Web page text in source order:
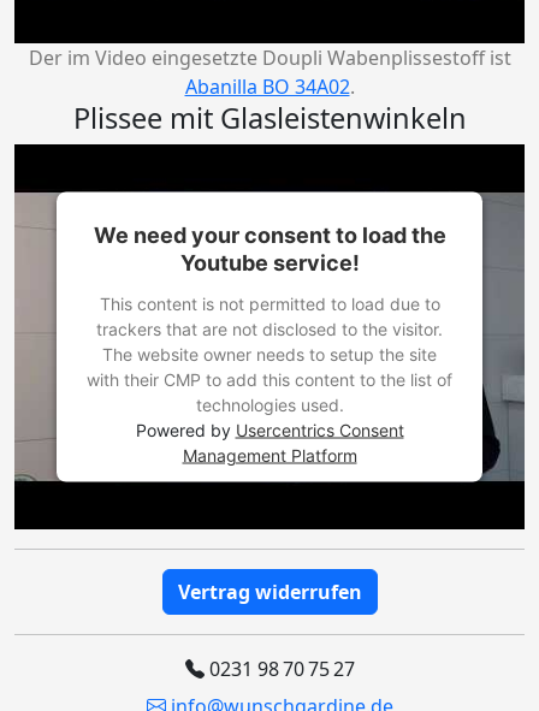
Der im Video eingesetzte Doupli Wabenplissestoff ist
Abanilla BO 34A02.
Plissee mit Glasleistenwinkeln
We need your consent to load the
Youtube service!
This content is not permitted to load due to
trackers that are not disclosed to the visitor.
The website owner needs to setup the site
with their CMP to add this content to the list of
technologies used.
Powered by Usercentrics Consent
Management Platform
Vertrag widerrufen
0231 98 70 75 27